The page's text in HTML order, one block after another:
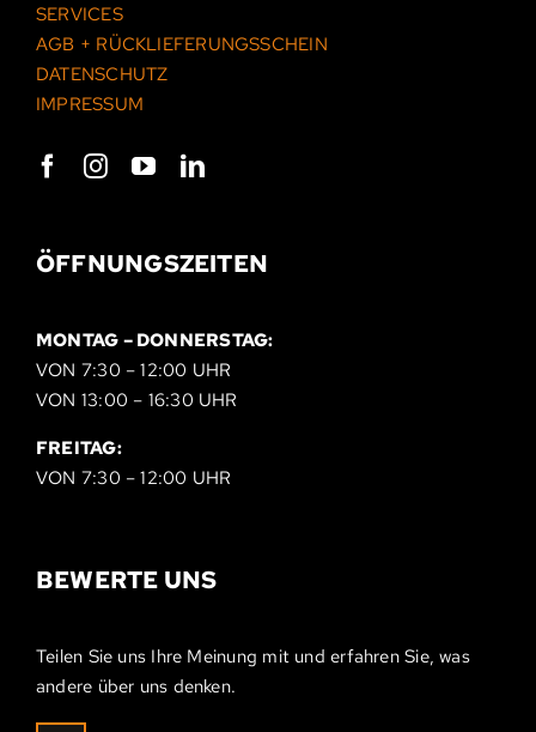
SERVICES
AGB + RÜCKLIEFERUNGSSCHEIN
DATENSCHUTZ
IMPRESSUM
ÖFFNUNGSZEITEN
MONTAG – DONNERSTAG:
VON 7:30 – 12:00 UHR
VON 13:00 – 16:30 UHR
FREITAG:
VON 7:30 – 12:00 UHR
BEWERTE UNS
Teilen Sie uns Ihre Meinung mit und erfahren Sie, was
andere über uns denken.